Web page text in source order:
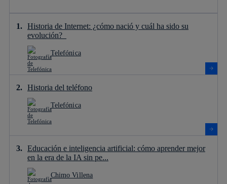
Historia de Internet: ¿cómo nació y cuál ha sido su
evolución?
Telefónica
Historia del teléfono
Telefónica
Educación e inteligencia artificial: cómo aprender mejor
en la era de la IA sin pe...
Chimo Villena